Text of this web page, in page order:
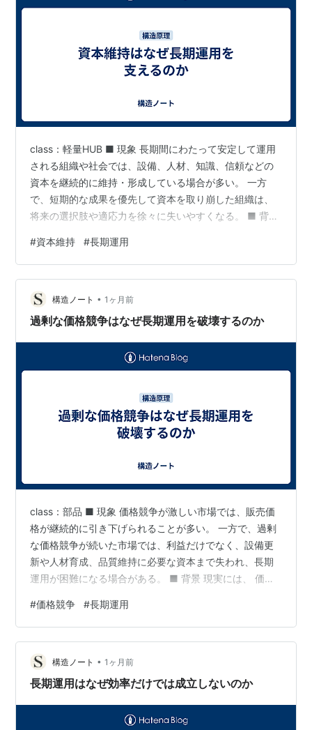
class：軽量HUB ■ 現象 長期間にわたって安定して運用
される組織や社会では、設備、人材、知識、信頼などの
資本を継続的に維持・形成している場合が多い。 一方
で、短期的な成果を優先して資本を取り崩した組織は、
将来の選択肢や適応力を徐々に失いやすくなる。 ■ 背景
投資が必要となる 短期成果は資本維持より評価されやす
い そのため、長期運用では資本を維持する仕組みそのも
のが重要な管理対象となる。 【構造】 資本維持が長期運
用を支えるのは、資本が単なる蓄えだからではない。 資
本が将来の選択肢や環境変化への適応能力を生み出す基
#資本維持 #長期運用
構造ノート • 1ヶ月前
過剰な価格競争はなぜ長期運用を破壊するのか
class：部品 ■ 現象 価格競争が激しい市場では、販売価
格が継続的に引き下げられることが多い。 一方で、過剰
な価格競争が続いた市場では、利益だけでなく、設備更
新や人材育成、品質維持に必要な資本まで失われ、長期
運用が困難になる場合がある。 ■ 背景 現実には、 価格
益率の低下は資本形成を難しくする という条件が存在す
る。 そのため、価格だけを競争軸とする市場では、将来
へ投資するための資本を確保しにくくなる。 【構造】 過
剰な価格競争が長期運用を破壊するのは、価格を下げる
こと自体が誤りだからではない。 資本維持に必要な利益
#価格競争 #長期運用
構造ノート • 1ヶ月前
長期運用はなぜ効率だけでは成立しないのか